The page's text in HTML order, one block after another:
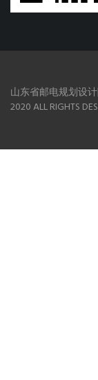
山东省邮电规划设
2020 ALL RIGHTS